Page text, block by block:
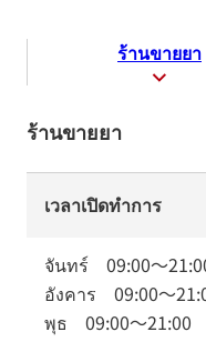
ร้านขายยา
ร้านขายยา
เวลาเปิดทำการ
จันทร์ 09:00～
อังคาร 09:00～
พุธ 09:00～21:00